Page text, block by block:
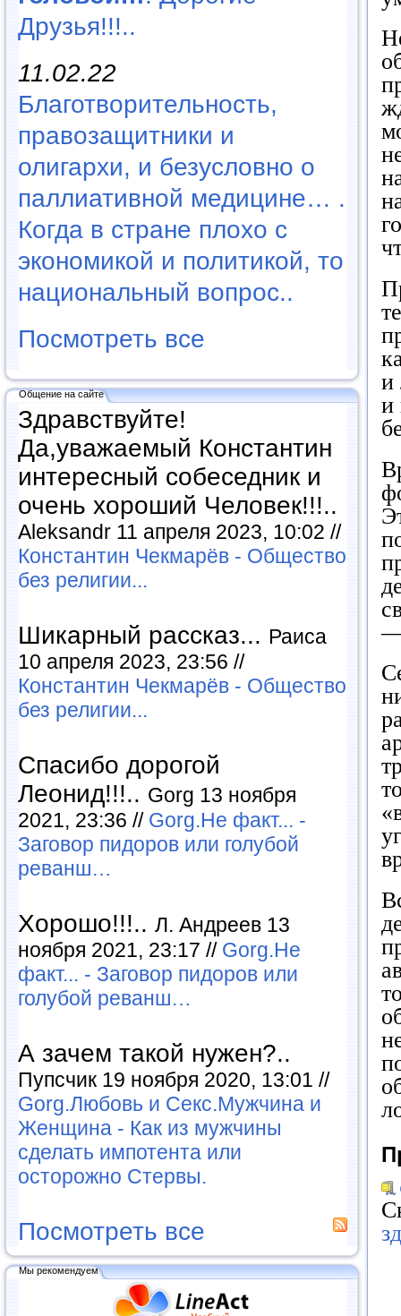
Друзья!!!..
11.02.22
Благотворительность,
правозащитники и
олигархи, и безусловно о
паллиативной медицине… .
Когда в стране плохо с
экономикой и политикой, то
национальный вопрос..
Посмотреть все
Общение на сайте
Здравствуйте!
Да,уважаемый Константин
интересный собеседник и
очень хороший Человек!!!..
Aleksandr 11 апреля 2023, 10:02 //
Константин Чекмарёв - Общество
без религии...
Шикарный рассказ... Раиса
10 апреля 2023, 23:56 //
Константин Чекмарёв - Общество
без религии...
Спасибо дорогой
Леонид!!!.. Gorg 13 ноября
2021, 23:36 // Gorg.Не факт... -
Заговор пидоров или голубой
реванш…
Хорошо!!!.. Л. Андреев 13
ноября 2021, 23:17 // Gorg.Не
факт... - Заговор пидоров или
голубой реванш…
А зачем такой нужен?..
Пупсчик 19 ноября 2020, 13:01 //
Gorg.Любовь и Секс.Мужчина и
Женщина - Как из мужчины
сделать импотента или
осторожно Стервы.
Посмотреть все
Мы рекомендуем
и
и
—